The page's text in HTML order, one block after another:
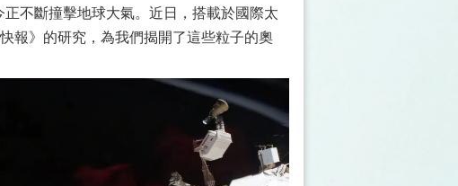
不斷撞擊地球大氣。近日，搭載於國際太
報》的研究，為我們揭開了這些粒子的奧